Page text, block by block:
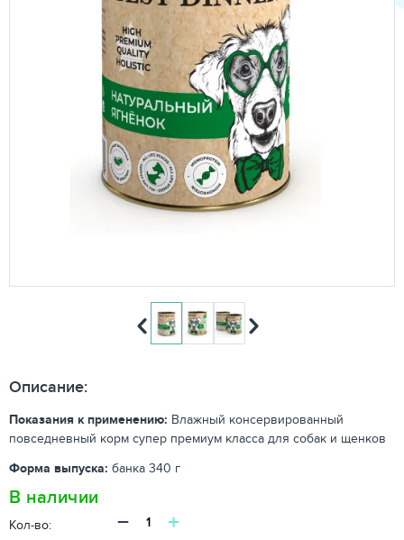
Описание:
Показания к применению: Влажный консервированный
повседневный корм супер премиум класса для собак и щенков
Форма выпуска: банка 340 г
В наличии
Кол-во: − +